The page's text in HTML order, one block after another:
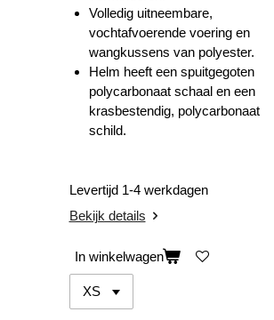
Volledig uitneembare,
vochtafvoerende voering en
wangkussens van polyester.
Helm heeft een spuitgegoten
polycarbonaat schaal en een
krasbestendig, polycarbonaat
schild.
Levertijd 1-4 werkdagen
Bekijk details
In winkelwagen